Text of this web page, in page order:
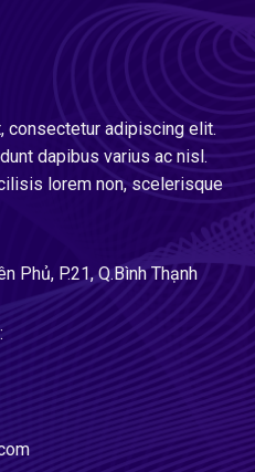
consectetur adipiscing elit.
dapibus varius ac nisl.
lorem non, scelerisque
Phủ, P.21, Q.Bình Thạnh